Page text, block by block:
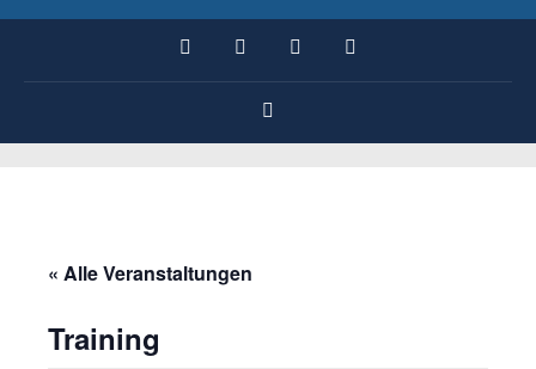
« Alle Veranstaltungen
Training